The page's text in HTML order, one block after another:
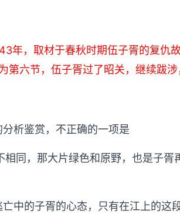
年，取材于春秋时期伍子胥的复仇
六节，伍子胥过了昭关，继续跋涉
析鉴赏，不正确的一项是
同，那大片绿色和原野，也是子胥
中的子胥的心态，只有在江上的这